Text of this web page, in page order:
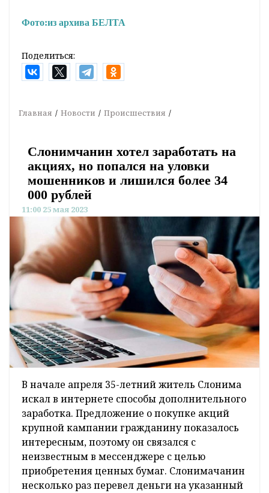
Фото:из архива БЕЛТА
Поделиться:
Главная Новости Происшествия
Слонимчанин хотел заработать на
акциях, но попался на уловки
мошенников и лишился более 34
000 рублей
11:00 25 мая 2023
В начале апреля 35-летний житель Слонима
искал в интернете способы дополнительного
заработка. Предложение о покупке акций
крупной кампании гражданину показалось
интересным, поэтому он связался с
неизвестным в мессенджере с целью
приобретения ценных бумаг. Слонимачанин
несколько раз перевел деньги на указанный